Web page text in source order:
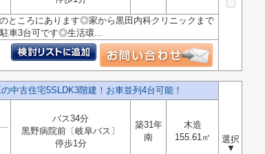
ところにあります◎家から黒田内科クリニックまで
車3台可です◎生活環...
中古住宅5SLDK3階建！お車並列4台可能！
選択
▼
バス34分
黒野病院前〔岐阜バス〕
停歩1分
築31年
南
木造
155.61㎡